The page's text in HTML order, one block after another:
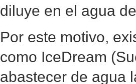
diluye en el agua
Por este motivo,
como IceDream
abastecer de agua